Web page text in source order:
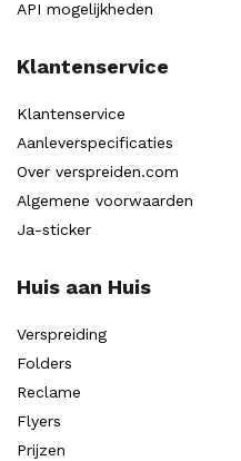
API mogelijkheden
Klantenservice
Klantenservice
Aanleverspecificaties
Over verspreiden.com
Algemene voorwaarden
Ja-sticker
Huis aan Huis
Verspreiding
Folders
Reclame
Flyers
Prijzen